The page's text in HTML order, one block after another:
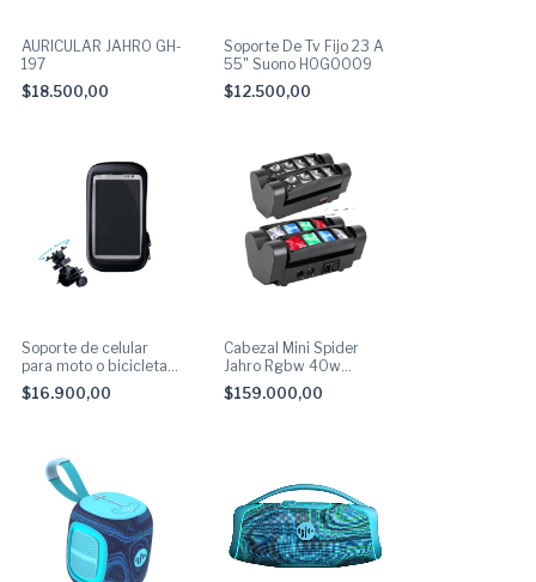
AURICULAR JAHRO GH-
197
$18.500,00
Soporte De Tv Fijo 23 A
55" Suono HOG0009
$12.500,00
Soporte de celular
para moto o bicicleta
con funda OB-WA3
$16.900,00
Cabezal Mini Spider
Jahro Rgbw 40w
(dmx512)
$159.000,00